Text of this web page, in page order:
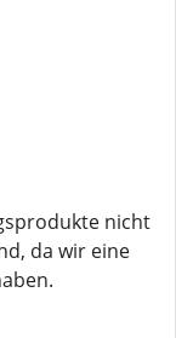
nicht
da wir eine